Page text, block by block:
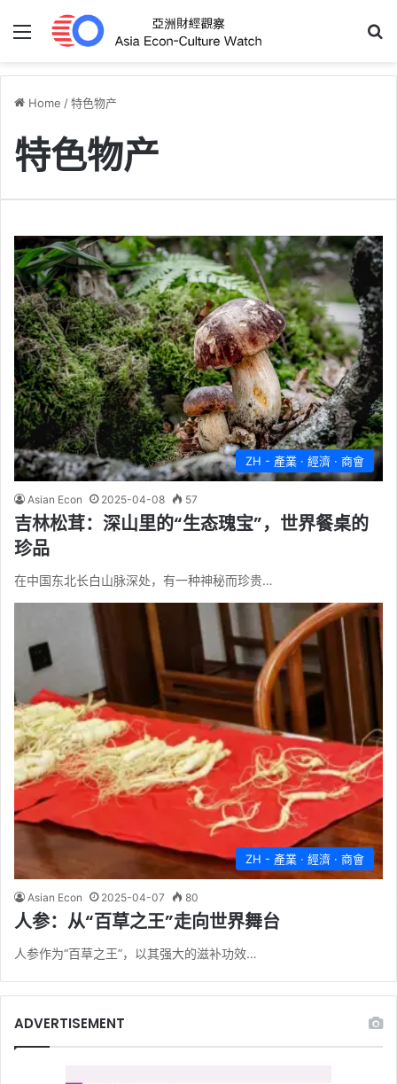
Menu
Home /特色物产
特色物产
ZH - 產業 · 經濟 · 商會
Asian Econ 2025-04-08 57
吉林松茸：深山里的“生态瑰宝”，世界餐桌的
珍品
在中国东北长白山脉深处，有一种神秘而珍贵…
ZH - 產業 · 經濟 · 商會
Asian Econ 2025-04-07 80
人参：从“百草之王”走向世界舞台
人参作为“百草之王”，以其强大的滋补功效…
ADVERTISEMENT